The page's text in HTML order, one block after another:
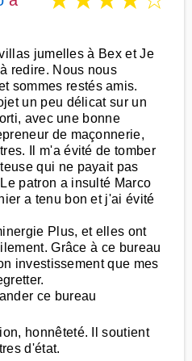
jumelles à Bex et Je
redire. Nous nous
sommes restés amis.
un peu délicat sur un
avec une bonne
de maçonnerie,
Il m'a évité de tomber
qui ne payait pas
patron a insulté Marco
a tenu bon et j'ai évité
Plus, et elles ont
Grâce à ce bureau
investissement que mes
ce bureau
honnêteté. Il soutient
d'état.